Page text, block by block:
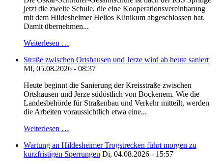
jetzt die zweite Schule, die eine Kooperationsvereinbarung
mit dem Hildesheimer Helios Klinikum abgeschlossen hat.
Damit übernehmen...
Weiterlesen …
Straße zwischen Ortshausen und Jerze wird ab heute saniert
Mi, 05.08.2026 - 08:37
Heute beginnt die Sanierung der Kreisstraße zwischen
Ortshausen und Jerze südöstlich von Bockenem. Wie die
Landesbehörde für Straßenbau und Verkehr mitteilt, werden
die Arbeiten voraussichtlich etwa eine...
Weiterlesen …
Wartung an Hildesheimer Trogstrecken führt morgen zu
kurzfristigen Sperrungen Di, 04.08.2026 - 15:57